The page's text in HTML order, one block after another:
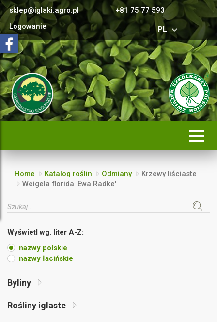
sklep@iglaki.agro.pl
+81 75 77 593
Logowanie
PL
Home Katalog roślin Odmiany
Krzewy liściaste
Weigela florida 'Ewa Radke'
Wyświetl wg. liter A-Z:
nazwy polskie
nazwy łacińskie
Byliny
Rośliny iglaste